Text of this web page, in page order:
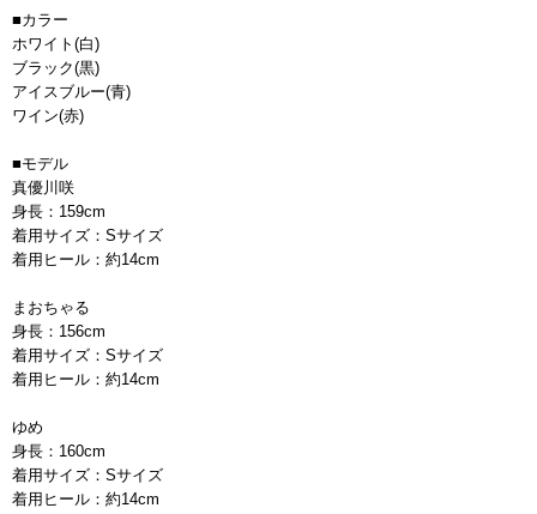
■カラー
ホワイト(白)
ブラック(黒)
アイスブルー(青)
ワイン(赤)
■モデル
真優川咲
身長：159cm
着用サイズ：Sサイズ
着用ヒール：約14cm
まおちゃる
身長：156cm
着用サイズ：Sサイズ
着用ヒール：約14cm
ゆめ
身長：160cm
着用サイズ：Sサイズ
着用ヒール：約14cm